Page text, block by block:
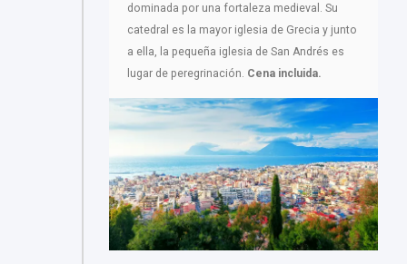
dominada por una fortaleza medieval. Su
catedral es la mayor iglesia de Grecia y junto
a ella, la pequeña iglesia de San Andrés es
lugar de peregrinación. Cena incluida.